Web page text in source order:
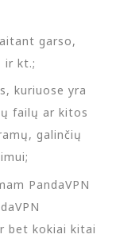
garso,
ir kt.;
kuriuose yra
failų ar kitos
galinčių
PandaVPN
bet kokiai kitai